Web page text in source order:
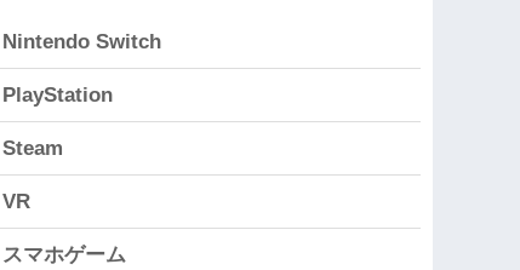
Nintendo Switch
PlayStation
Steam
VR
スマホゲーム